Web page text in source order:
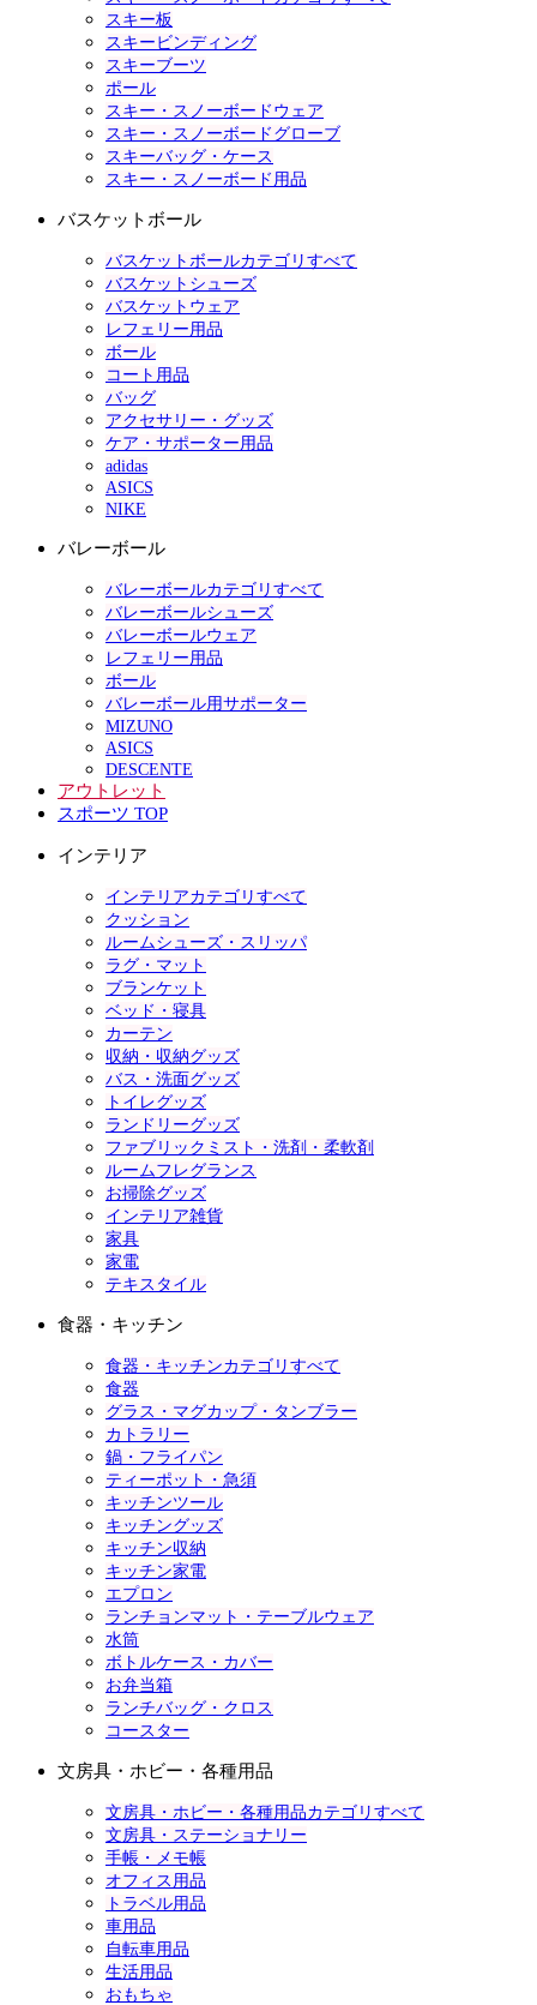
スキー板
スキービンディング
スキーブーツ
ポール
スキー・スノーボードウェア
スキー・スノーボードグローブ
スキーバッグ・ケース
スキー・スノーボード用品
バスケットボール
バスケットボールカテゴリすべて
バスケットシューズ
バスケットウェア
レフェリー用品
ボール
コート用品
バッグ
アクセサリー・グッズ
ケア・サポーター用品
adidas
ASICS
NIKE
バレーボール
バレーボールカテゴリすべて
バレーボールシューズ
バレーボールウェア
レフェリー用品
ボール
バレーボール用サポーター
MIZUNO
ASICS
DESCENTE
アウトレット
スポーツ TOP
インテリア
インテリアカテゴリすべて
クッション
ルームシューズ・スリッパ
ラグ・マット
ブランケット
ベッド・寝具
カーテン
収納・収納グッズ
バス・洗面グッズ
トイレグッズ
ランドリーグッズ
ファブリックミスト・洗剤・柔軟剤
ルームフレグランス
お掃除グッズ
インテリア雑貨
家具
家電
テキスタイル
食器・キッチン
食器・キッチンカテゴリすべて
食器
グラス・マグカップ・タンブラー
カトラリー
鍋・フライパン
ティーポット・急須
キッチンツール
キッチングッズ
キッチン収納
キッチン家電
エプロン
ランチョンマット・テーブルウェア
水筒
ボトルケース・カバー
お弁当箱
ランチバッグ・クロス
コースター
文房具・ホビー・各種用品
文房具・ホビー・各種用品カテゴリすべて
文房具・ステーショナリー
手帳・メモ帳
オフィス用品
トラベル用品
車用品
自転車用品
生活用品
おもちゃ